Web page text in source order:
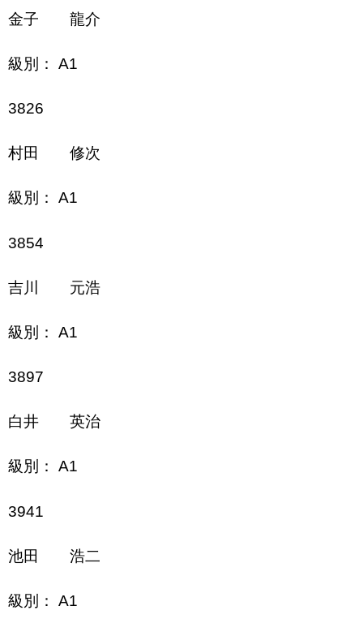
金子 龍介
級別： A1
3826
村田 修次
級別： A1
3854
吉川 元浩
級別： A1
3897
白井 英治
級別： A1
3941
池田 浩二
級別： A1